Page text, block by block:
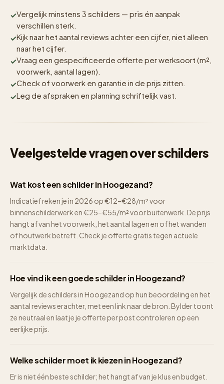
Vergelijk minstens 3 schilders — prïs én aanpak
verschillen sterk.
Kijk naar het aantal reviews achter een cijfer, niet alleen
naar het cijfer.
Vraag een gespecificeerde offerte per werksoort (m²,
voorwerk, aantal lagen).
Check of voorwerk en garantie in de prijs zitten.
Leg de afspraken en planning schriftelijk vast.
Veelgestelde vragen over schilders
Wat kost een schilder in Hoogezand?
Indicatief reken je in 2026 op €12–€28/m² voor
binnenschilderwerk en €25–€55/m² voor buitenwerk. De prijs
hangt af van het voorwerk, het aantal lagen en of het wanden
of houtwerk betreft. Check je offerte gratis tegen actuele
marktdata.
Hoe vind ik een goede schilder in Hoogezand?
Vergelijk de schilders in Hoogezand op hun beoordeling en het
aantal reviews erachter, met een link naar de bron. Bylder toont
ze neutraal en laat je je offerte per post controleren op een
eerlijke prijs.
Welke schilder moet ik kiezen in Hoogezand?
Er is niet één beste schilder; het hangt af van je klus en budget.